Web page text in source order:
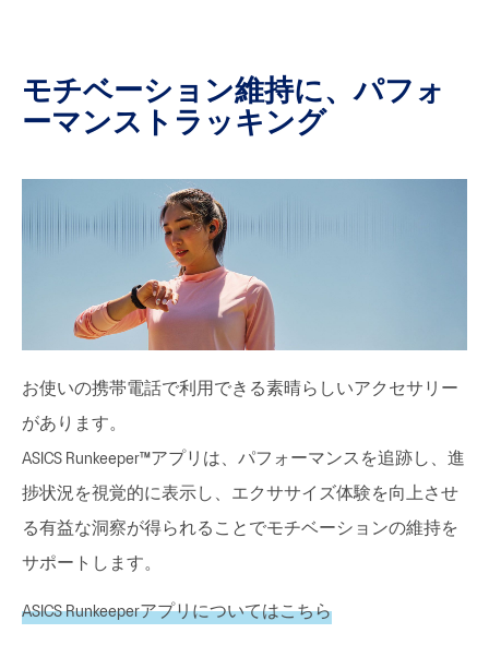
モチベーション維持に、パフォ
ーマンストラッキング
お使いの携帯電話で利用できる素晴らしいアクセサリー
があります。
ASICS Runkeeper™アプリは、パフォーマンスを追跡し、進
捗状況を視覚的に表示し、エクササイズ体験を向上させ
る有益な洞察が得られることでモチベーションの維持を
サポートします。
ASICS Runkeeperアプリについてはこちら